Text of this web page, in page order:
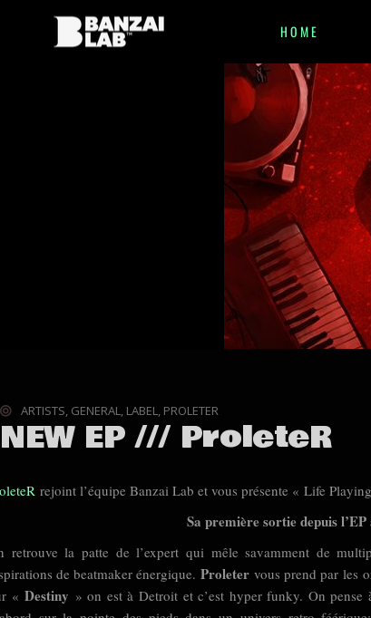
HOME
ARTISTS, GENERAL, LABEL, PROLETER
NEW EP /// ProleteR
rejoint l’équipe Banzai Lab et vous présente « Life
Sa première sortie depuis
retrouve la patte de l’expert qui mêle savamment de
de beatmaker énergique. Proleter vous prend par les
«Destiny » on est à Detroit et c’est hyper funky. On pense